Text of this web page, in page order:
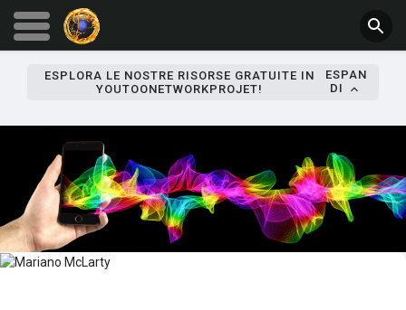
ESPLORA LE NOSTRE RISORSE GRATUITE IN
YOUTOONETWORKPROJET!
ESPAN
DI